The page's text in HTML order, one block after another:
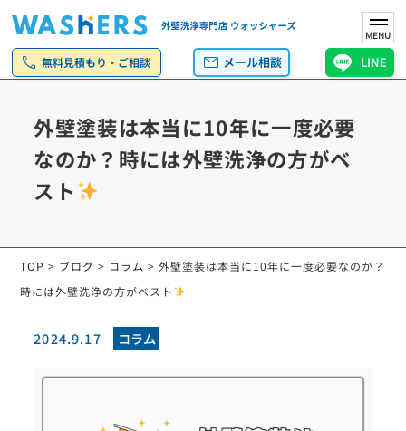
MENU
call 無料見積もり・ご相談 mail メール相談 LINE
外壁塗装は本当に10年に一度必要
なのか？時には外壁洗浄の方がベ
スト
TOP > ブログ > コラム >外壁塗装は本当に10年に一度必要なのか？
時には外壁洗浄の方がベスト
2024.9.17 コラム